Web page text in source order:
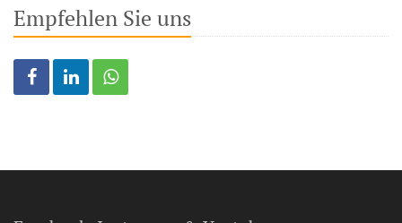
Empfehlen Sie uns